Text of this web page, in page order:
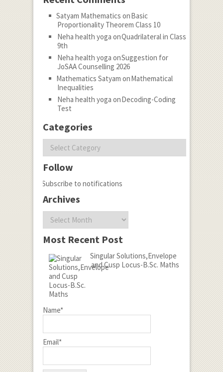
Satyam Mathematics onBasic
Proportionality Theorem Class 10
Neha health yoga onQuadrilateral in Class
9th
Neha health yoga onSuggestion for
JoSAA Counselling 2026
Mathematics Satyam onMathematical
Inequalities
Neha health yoga onDecoding-Coding
Test
Categories
Categories
Follow
Subscribe to notifications
Archives
Archives
Most Recent Post
Singular Solutions,Envelope
and Cusp Locus-B.Sc. Maths
Name*
Email*